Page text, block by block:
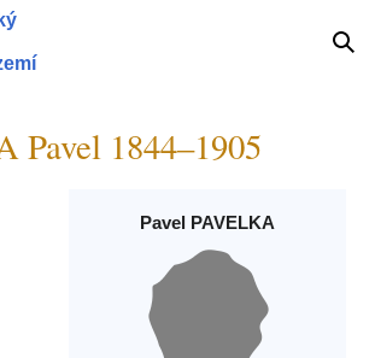
Pavel 1844–1905
Pavel PAVELKA